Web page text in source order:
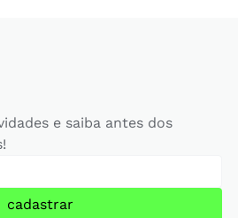
e saiba antes dos
cadastrar